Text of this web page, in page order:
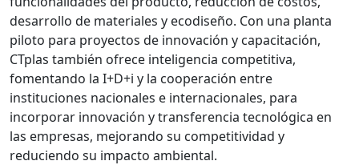
desarrollo de materiales y ecodiseño. Con una planta
piloto para proyectos de innovación y capacitación,
CTplas también ofrece inteligencia competitiva,
fomentando la I+D+i y la cooperación entre
instituciones nacionales e internacionales, para
incorporar innovación y transferencia tecnológica en
las empresas, mejorando su competitividad y
reduciendo su impacto ambiental.